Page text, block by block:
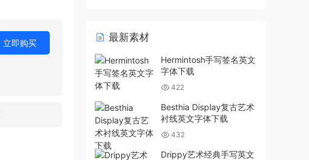
立即购买 最新素材
Hermintosh手写签名英文
字体下载
422
Besthia Display复古艺术
衬线英文字体下载
432
Drippy艺术经典手写英文